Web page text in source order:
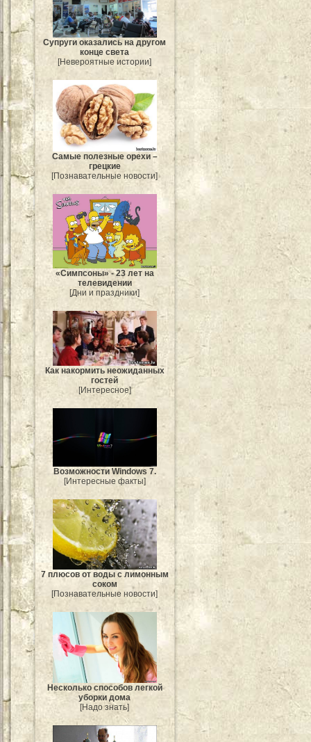
Супруги оказались на другом
конце света
[Невероятные истории]
Самые полезные орехи –
грецкие
[Познавательные новости]
«Симпсоны» - 23 лет на
телевидении
[Дни и праздники]
Как накормить неожиданных
гостей
[Интересное]
Возможности Windows 7.
[Интересные факты]
7 плюсов от воды с лимонным
соком
[Познавательные новости]
Несколько способов легкой
уборки дома
[Надо знать]